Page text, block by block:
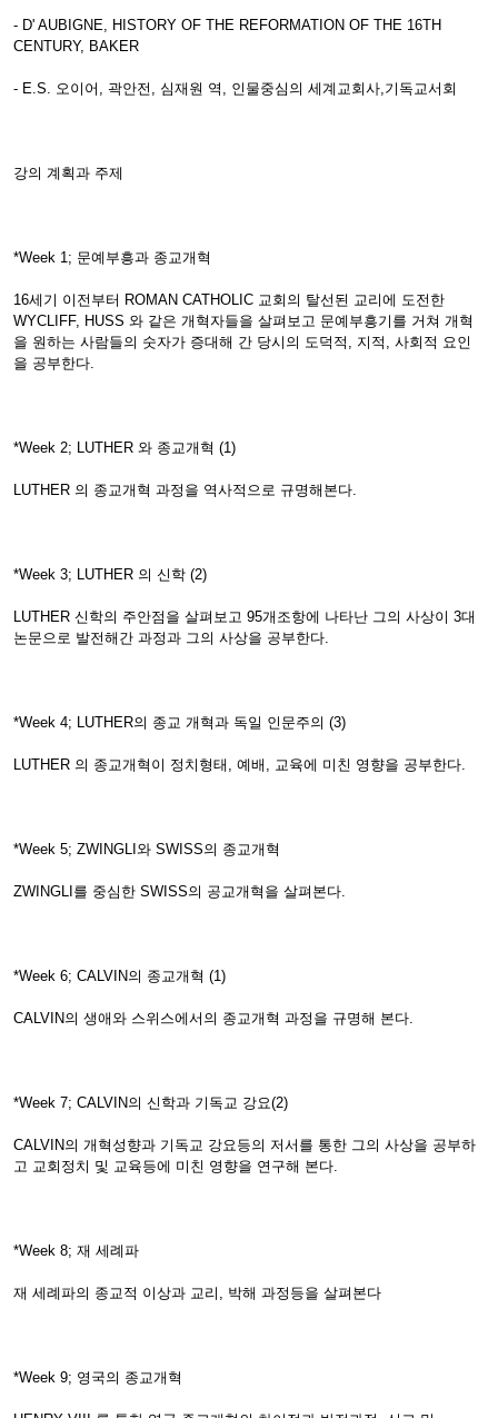
- D' AUBIGNE, HISTORY OF THE REFORMATION OF THE 16TH
CENTURY, BAKER
- E.S. 오이어, 곽안전, 심재원 역, 인물중심의 세계교회사,기독교서회
강의 계획과 주제
*Week 1; 문예부흥과 종교개혁
16세기 이전부터 ROMAN CATHOLIC 교회의 탈선된 교리에 도전한
WYCLIFF, HUSS 와 같은 개혁자들을 살펴보고 문예부흥기를 거쳐 개혁
을 원하는 사람들의 숫자가 증대해 간 당시의 도덕적, 지적, 사회적 요인
을 공부한다.
*Week 2; LUTHER 와 종교개혁 (1)
LUTHER 의 종교개혁 과정을 역사적으로 규명해본다.
*Week 3; LUTHER 의 신학 (2)
LUTHER 신학의 주안점을 살펴보고 95개조항에 나타난 그의 사상이 3대
논문으로 발전해간 과정과 그의 사상을 공부한다.
*Week 4; LUTHER의 종교 개혁과 독일 인문주의 (3)
LUTHER 의 종교개혁이 정치형태, 예배, 교육에 미친 영향을 공부한다.
*Week 5; ZWINGLI와 SWISS의 종교개혁
ZWINGLI를 중심한 SWISS의 공교개혁을 살펴본다.
*Week 6; CALVIN의 종교개혁 (1)
CALVIN의 생애와 스위스에서의 종교개혁 과정을 규명해 본다.
*Week 7; CALVIN의 신학과 기독교 강요(2)
CALVIN의 개혁성향과 기독교 강요등의 저서를 통한 그의 사상을 공부하
고 교회정치 및 교육등에 미친 영향을 연구해 본다.
*Week 8; 재 세례파
재 세례파의 종교적 이상과 교리, 박해 과정등을 살펴본다
*Week 9; 영국의 종교개혁